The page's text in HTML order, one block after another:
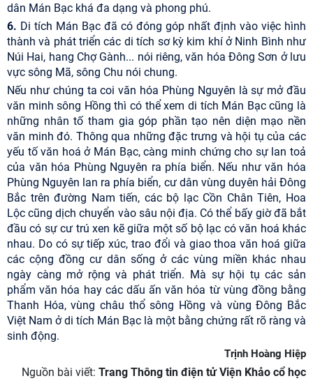
dân Mán Bạc khá đa dạng và phong phú.
6. Di tích Mán Bạc đã có đóng góp nhất định vào việc hình
thành và phát triển các di tích sơ kỳ kim khí ở Ninh Bình như
Núi Hai, hang Chợ Gành... nói riêng, văn hóa Đông Sơn ở lưu
vực sông Mã, sông Chu nói chung.
Nếu như chúng ta coi văn hóa Phùng Nguyên là sự mở đầu
văn minh sông Hồng thì có thể xem di tích Mán Bạc cũng là
những nhân tố tham gia góp phần tạo nên diện mạo nền
văn minh đó. Thông qua những đặc trưng và hội tụ của các
yếu tố văn hoá ở Mán Bạc, càng minh chứng cho sự lan toả
của văn hóa Phùng Nguyên ra phía biển. Nếu như văn hóa
Phùng Nguyên lan ra phía biển, cư dân vùng duyên hải Đông
Bắc trên đường Nam tiến, các bộ lạc Cồn Chân Tiên, Hoa
Lộc cũng dịch chuyển vào sâu nội địa. Có thể bấy giờ đã bắt
đầu có sự cư trú xen kẽ giữa một số bộ lạc có văn hoá khác
nhau. Do có sự tiếp xúc, trao đổi và giao thoa văn hoá giữa
các cộng đồng cư dân sống ở các vùng miền khác nhau
ngày càng mở rộng và phát triển. Mà sự hội tụ các sản
phẩm văn hóa hay các dấu ấn văn hóa từ vùng đồng bằng
Thanh Hóa, vùng châu thổ sông Hồng và vùng Đông Bắc
Việt Nam ở di tích Mán Bạc là một bằng chứng rất rõ ràng và
sinh động.
Trịnh Hoàng Hiệp
Nguồn bài viết: Trang Thông tin điện tử Viện Khảo cổ học